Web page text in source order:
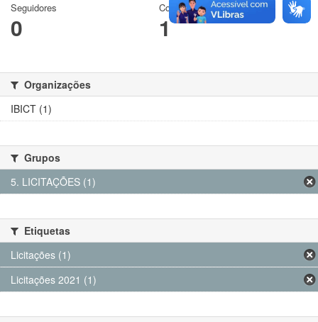
Seguidores
0
Conjuntos de dados
1
Organizações
IBICT (1)
Grupos
5. LICITAÇÕES (1)
Etiquetas
Licitações (1)
Licitações 2021 (1)